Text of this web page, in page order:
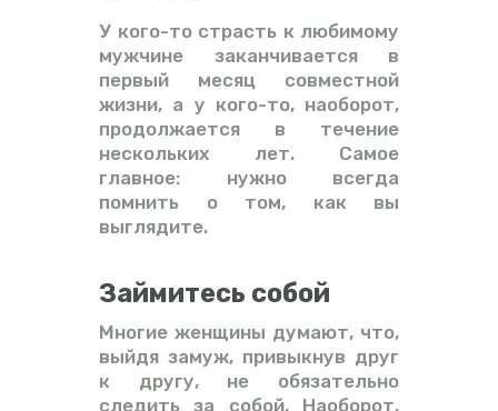
У кого-то страсть к любимому
мужчине заканчивается в
первый месяц совместной
жизни, а у кого-то, наоборот,
продолжается в течение
нескольких лет. Самое
главное: нужно всегда
помнить о том, как вы
выглядите.
Займитесь собой
Многие женщины думают, что,
выйдя замуж, привыкнув друг
к другу, не обязательно
следить за собой. Наоборот,